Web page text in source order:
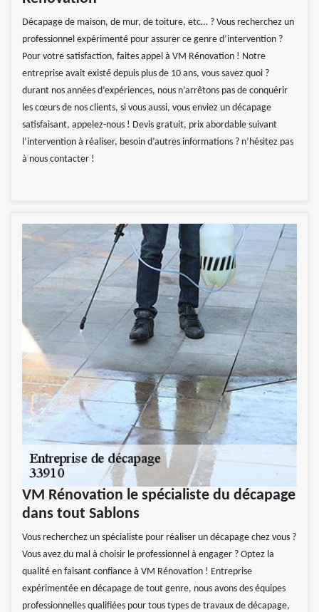
Décapage de maison, de mur, de toiture, etc… ? Vous recherchez un
professionnel expérimenté pour assurer ce genre d’intervention ?
Pour votre satisfaction, faites appel à VM Rénovation ! Notre
entreprise avait existé depuis plus de 10 ans, vous savez quoi ?
durant nos années d’expériences, nous n’arrêtons pas de conquérir
les cœurs de nos clients, si vous aussi, vous enviez un décapage
satisfaisant, appelez-nous ! Devis gratuit, prix abordable suivant
l’intervention à réaliser, besoin d’autres informations ? n’hésitez pas
à nous contacter !
VM Rénovation le spécialiste du décapage
dans tout Sablons
Vous recherchez un spécialiste pour réaliser un décapage chez vous ?
Vous avez du mal à choisir le professionnel à engager ? Optez la
qualité en faisant confiance à VM Rénovation ! Entreprise
expérimentée en décapage de tout genre, nous avons des équipes
professionnelles qualifiées pour tous types de travaux de décapage,